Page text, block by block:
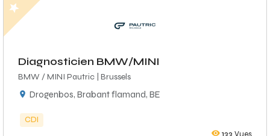
Diagnosticien BMW/MINI
BMW / MINI Pautric | Brussels
Drogenbos, Brabant flamand, BE
CDI